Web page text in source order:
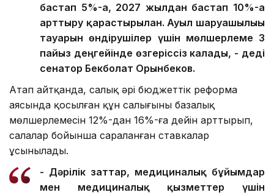
бастап 5%-ға, 2027 жылдан бастап 10%-ға
арттыру қарастырылған. Ауыл шаруашылығы
тауарын өндірушілер үшін мөлшерлеме 3
пайыз деңгейінде өзгеріссіз калады, - деді
сенатор Бекболат Орынбеков.
Атап айтқанда, салық әрі бюджеттік реформа
аясында қосылған құн салығының базалық
мөлшерлемесін 12%-дан 16%-ға дейін арттырып,
салалар бойынша сараланған ставкалар
ұсынылады.
- Дәрілік заттар, медициналық бұйымдар
мен медициналық қызметтер үшін